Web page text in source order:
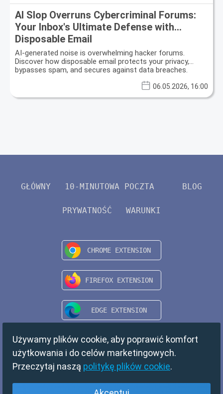
AI Slop Overruns Cybercriminal Forums:
Your Inbox's Ultimate Defense with
Disposable Email
AI-generated noise is overwhelming hacker forums.
Discover how disposable email protects your privacy,
bypasses spam, and secures against data breaches.
06.05.2026, 16:00
GŁÓWNY 10-MINUTOWA POCZTA BLOG
PRYWATNOŚĆ WARUNKI
Używamy plików cookie, aby poprawić komfort
użytkowania i do celów marketingowych.
Przeczytaj naszą politykę plików cookie.